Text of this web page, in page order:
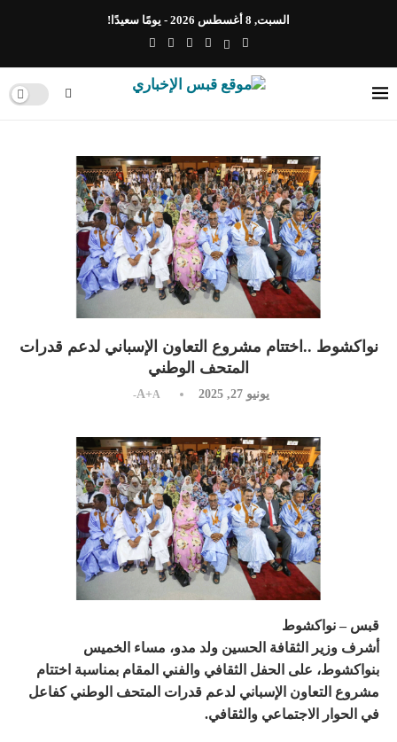
السبت, 8 أغسطس 2026 - يومًا سعيدًا!
نواكشوط ..اختتام مشروع التعاون الإسباني لدعم قدرات
المتحف الوطني
يونيو 27, 2025 A+A-
قبس – نواكشوط
أشرف وزير الثقافة الحسين ولد مدو، مساء الخميس
بنواكشوط، على الحفل الثقافي والفني المقام بمناسبة اختتام
مشروع التعاون الإسباني لدعم قدرات المتحف الوطني كفاعل
في الحوار الاجتماعي والثقافي.